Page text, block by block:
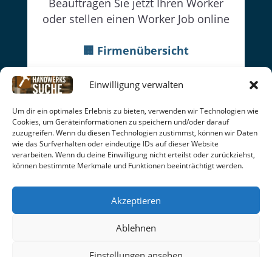
Einwilligung verwalten
Um dir ein optimales Erlebnis zu bieten, verwenden wir Technologien wie
Cookies, um Geräteinformationen zu speichern und/oder darauf
zuzugreifen. Wenn du diesen Technologien zustimmst, können wir Daten
wie das Surfverhalten oder eindeutige IDs auf dieser Website
verarbeiten. Wenn du deine Einwilligung nicht erteilst oder zurückziehst,
können bestimmte Merkmale und Funktionen beeinträchtigt werden.
Akzeptieren
Ablehnen
Beauftragen Sie jetzt Ihren Worker
oder stellen einen Worker Job online
🏢 Firmenübersicht
Datenschutz|Cookie-Richtlinien | Impressum|AGB|
Rückgabe | Seitenübersicht
facebook Online seit: 15.06.26